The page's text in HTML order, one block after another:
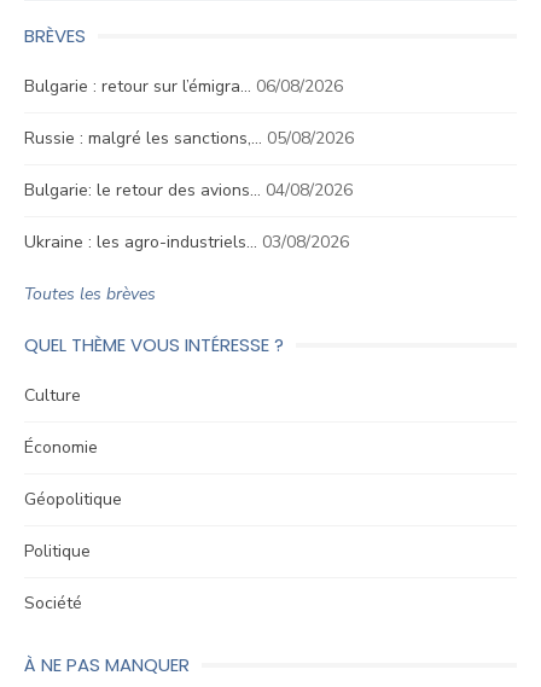
BRÈVES
Bulgarie : retour sur l’émigra… 06/08/2026
Russie : malgré les sanctions,… 05/08/2026
Bulgarie: le retour des avions… 04/08/2026
Ukraine : les agro-industriels… 03/08/2026
Toutes les brèves
QUEL THÈME VOUS INTÉRESSE ?
Culture
Économie
Géopolitique
Politique
Société
À NE PAS MANQUER